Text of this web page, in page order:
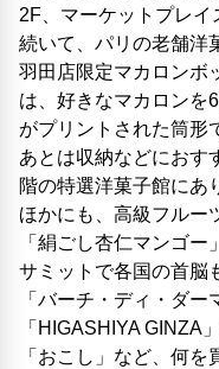
2F、マーケットプレイ
続いて、パリの老舗洋
羽田店限定マカロンボ
は、好きなマカロンを
がプリントされた筒形
あとは収納などにおす
階の特選洋菓子館にあ
ほかにも、高級フルー
「絹ごし杏仁マンゴ
サミットで各国の首脳
「バーチ・ディ・ダ
「HIGASHIYA GINZA
「おこし」など、何